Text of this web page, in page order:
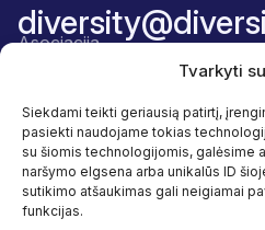
Tvarkyti
Siekdami teikti geriausią patirtį,
pasiekti naudojame tokias
su šiomis technologijomis, galėsime
naršymo elgsena arba unikalūs ID
sutikimo atšaukimas gali neigiamai
funkcijas.
Asociacija
Narystės paketas
Atskaitingumas
Veikla
Įvairovė ir įtrauktis
Naudos
Programos